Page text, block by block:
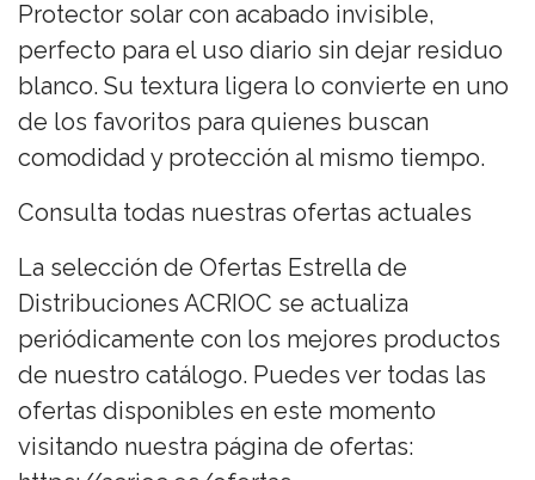
Protector solar con acabado invisible,
perfecto para el uso diario sin dejar residuo
blanco. Su textura ligera lo convierte en uno
de los favoritos para quienes buscan
comodidad y protección al mismo tiempo.
Consulta todas nuestras ofertas actuales
La selección de Ofertas Estrella de
Distribuciones ACRIOC se actualiza
periódicamente con los mejores productos
de nuestro catálogo. Puedes ver todas las
ofertas disponibles en este momento
visitando nuestra página de ofertas: